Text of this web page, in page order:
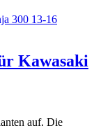
Kawasaki
auf. Die